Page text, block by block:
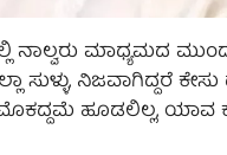
ಮಾಧ್ಯಮದ ಮುಂದೆ
ಸುಳ್ಳು,
ಹೂಡಲಿಲ್ಲ, ಯಾವ